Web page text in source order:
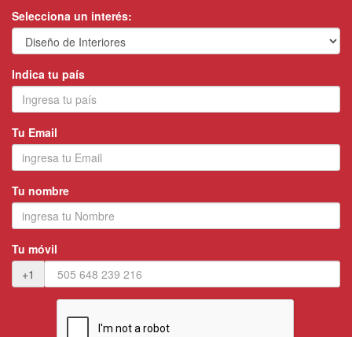
Selecciona un interés:
Indica tu país
Tu Email
Tu nombre
Tu móvil
+1